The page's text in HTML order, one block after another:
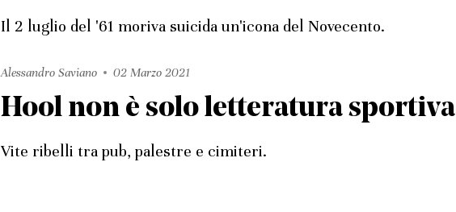
Il 2 luglio del '61 moriva suicida un'icona del Novecento.
Alessandro Saviano 02 Marzo 2021
Hool non è solo letteratura sportiva
Vite ribelli tra pub, palestre e cimiteri.